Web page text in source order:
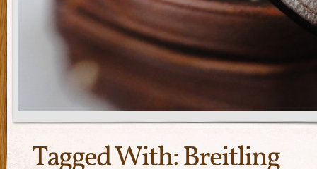
Tagged With:Breitling